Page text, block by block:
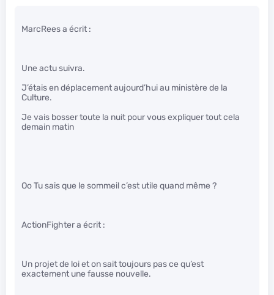
MarcRees a écrit :
Une actu suivra.
J’étais en déplacement aujourd’hui au ministère de la
Culture.
Je vais bosser toute la nuit pour vous expliquer tout cela
demain matin
Oo Tu sais que le sommeil c’est utile quand même ?
ActionFighter a écrit :
Un projet de loi et on sait toujours pas ce qu’est
exactement une fausse nouvelle.